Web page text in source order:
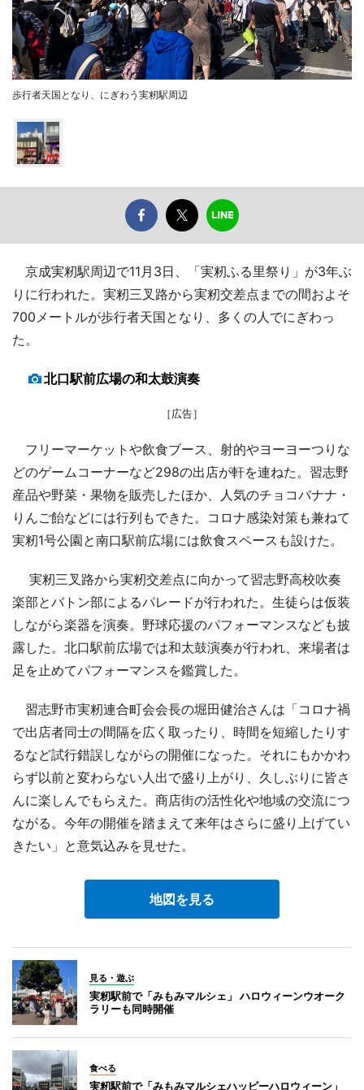
歩行者天国となり、にぎわう実籾駅周辺
京成実籾駅周辺で11月3日、「実籾ふる里祭り」が3年ぶ
りに行われた。実籾三叉路から実籾交差点までの間およそ
700メートルが歩行者天国となり、多くの人でにぎわっ
た。
北口駅前広場の和太鼓演奏
［広告］
フリーマーケットや飲食ブース、射的やヨーヨーつりな
どのゲームコーナーなど298の出店が軒を連ねた。習志野
産品や野菜・果物を販売したほか、人気のチョコバナナ・
りんご飴などには行列もできた。コロナ感染対策も兼ねて
実籾1号公園と南口駅前広場には飲食スペースも設けた。
実籾三叉路から実籾交差点に向かって習志野高校吹奏
楽部とバトン部によるパレードが行われた。生徒らは仮装
しながら楽器を演奏。野球応援のパフォーマンスなども披
露した。北口駅前広場では和太鼓演奏が行われ、来場者は
足を止めてパフォーマンスを鑑賞した。
習志野市実籾連合町会会長の堀田健治さんは「コロナ禍
で出店者同士の間隔を広く取ったり、時間を短縮したりす
るなど試行錯誤しながらの開催になった。それにもかかわ
らず以前と変わらない人出で盛り上がり、久しぶりに皆さ
んに楽しんでもらえた。商店街の活性化や地域の交流につ
ながる。今年の開催を踏まえて来年はさらに盛り上げてい
きたい」と意気込みを見せた。
地図を見る
見る・遊ぶ
実籾駅前で「みもみマルシェ」 ハロウィーンウオーク
ラリーも同時開催
食べる
実籾駅前で「みもみマルシェハッピーハロウィーン」